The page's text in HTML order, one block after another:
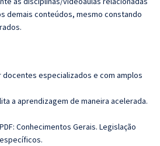
demais conteúdos, mesmo constando
especializados e com amplos
a aprendizagem de maneira acelerada.
Conhecimentos Gerais. Legislação